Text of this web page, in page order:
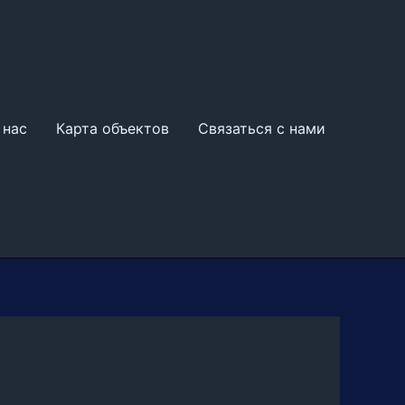
Карта объектов Связаться с нами